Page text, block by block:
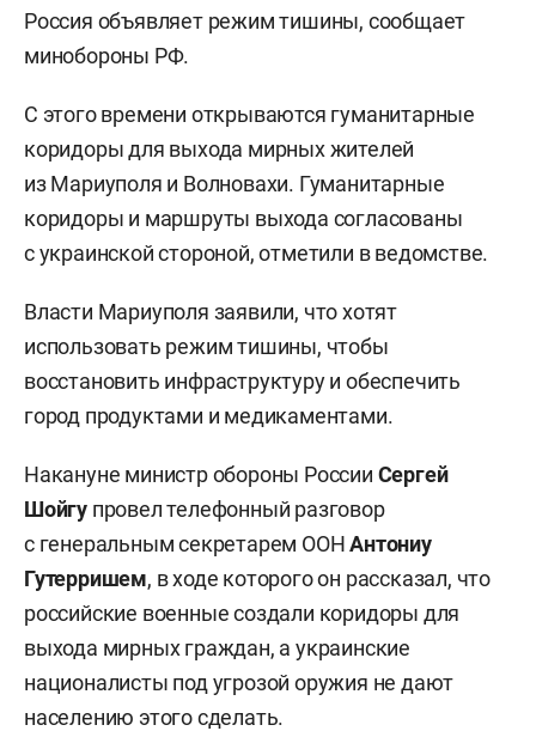
Россия объявляет режим тишины, сообщает
минобороны РФ.
С этого времени открываются гуманитарные
коридоры для выхода мирных жителей
из Мариуполя и Волновахи. Гуманитарные
коридоры и маршруты выхода согласованы
с украинской стороной, отметили в ведомстве.
Власти Мариуполя заявили, что хотят
использовать режим тишины, чтобы
восстановить инфраструктуру и обеспечить
город продуктами и медикаментами.
Накануне министр обороны России Сергей
Шойгу провел телефонный разговор
с генеральным секретарем ООНАнтониу
Гутерришем, в ходе которого он рассказал, что
российские военные создали коридоры для
выхода мирных граждан, а украинские
националисты под угрозой оружия не дают
населению этого сделать.